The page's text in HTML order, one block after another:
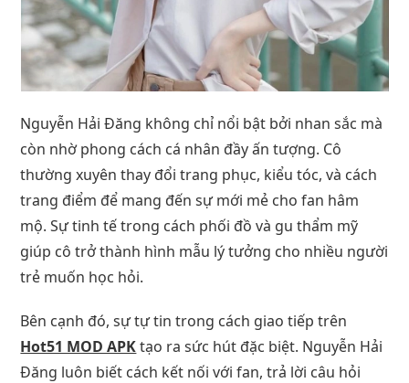
Nguyễn Hải Đăng không chỉ nổi bật bởi nhan sắc mà
còn nhờ phong cách cá nhân đầy ấn tượng. Cô
thường xuyên thay đổi trang phục, kiểu tóc, và cách
trang điểm để mang đến sự mới mẻ cho fan hâm
mộ. Sự tinh tế trong cách phối đồ và gu thẩm mỹ
giúp cô trở thành hình mẫu lý tưởng cho nhiều người
trẻ muốn học hỏi.
Bên cạnh đó, sự tự tin trong cách giao tiếp trên
Hot51 MOD APKtạo ra sức hút đặc biệt. Nguyễn Hải
Đăng luôn biết cách kết nối với fan, trả lời câu hỏi